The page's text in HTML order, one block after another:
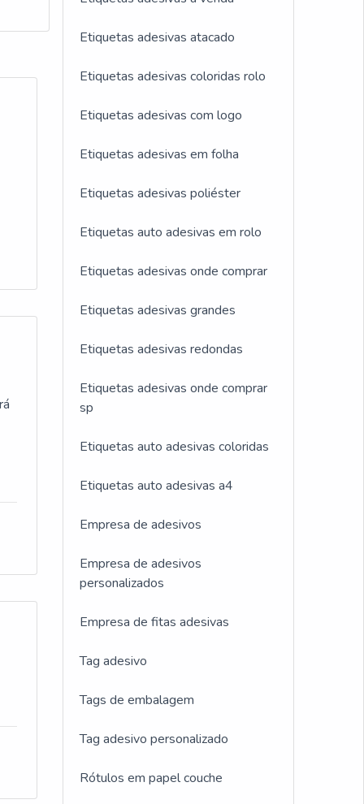
o
de
o
Etiquetas adesivas atacado
Etiquetas adesivas coloridas rolo
Etiquetas adesivas com logo
Etiquetas adesivas em folha
Etiquetas adesivas poliéster
Etiquetas auto adesivas em rolo
Etiquetas adesivas onde comprar
Etiquetas adesivas grandes
Etiquetas adesivas redondas
Etiquetas adesivas onde comprar
sp
Etiquetas auto adesivas coloridas
Etiquetas auto adesivas a4
Empresa de adesivos
Empresa de adesivos
personalizados
Empresa de fitas adesivas
Tag adesivo
Tags de embalagem
Tag adesivo personalizado
Rótulos em papel couche